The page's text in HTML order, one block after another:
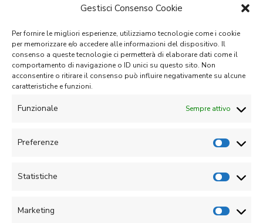
Gestisci Consenso Cookie
Per fornire le migliori esperienze, utilizziamo tecnologie come i cookie
per memorizzare e/o accedere alle informazioni del dispositivo. Il
consenso a queste tecnologie ci permetterà di elaborare dati come il
comportamento di navigazione o ID unici su questo sito. Non
acconsentire o ritirare il consenso può influire negativamente su alcune
caratteristiche e funzioni.
Funzionale Sempre attivo
Preferenze
Statistiche
Marketing
Eventi 2024
Eventi passati
Prossimi eventi
Senza categoria
Accedi
WordPress.org